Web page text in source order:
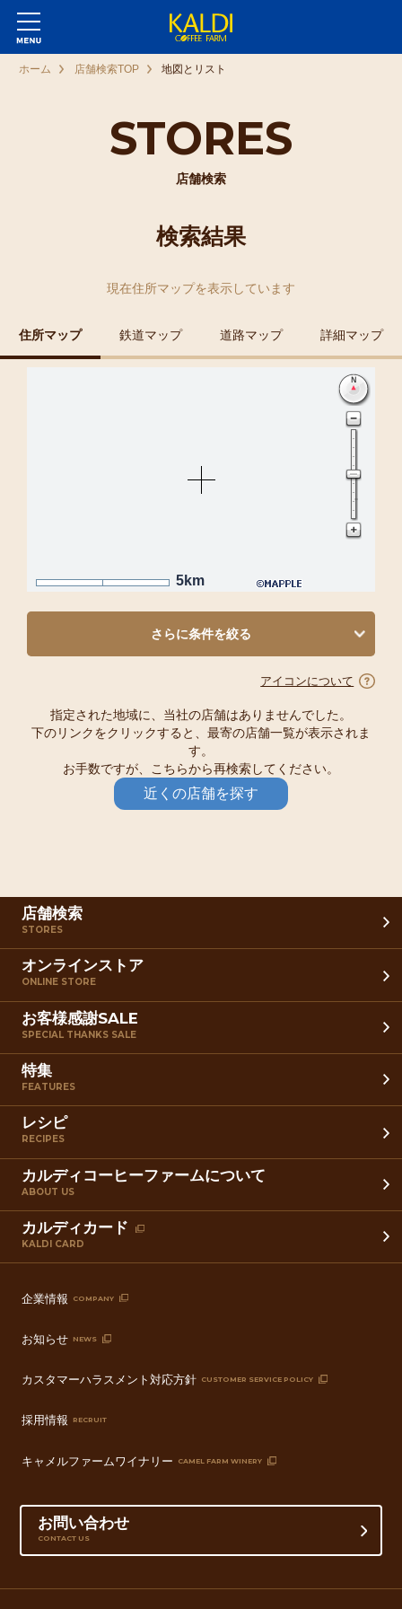
STORES
店舗検索
ホーム 店舗検索TOP 地図とリスト
検索結果
現在住所マップを表示しています
住所マップ 鉄道マップ 道路マップ 詳細マップ
5km
さらに条件を絞る
アイコンについて
指定された地域に、当社の店舗はありませんでした。
下のリンクをクリックすると、最寄の店舗一覧が表示されま
す。
お手数ですが、こちらから再検索してください。
近くの店舗を探す
店舗検索
STORES
オンラインストア
ONLINE STORE
お客様感謝SALE
SPECIAL THANKS SALE
特集
FEATURES
レシピ
RECIPES
カルディコーヒーファームについて
ABOUT US
カルディカード
KALDI CARD
企業情報 COMPANY
お知らせ NEWS
カスタマーハラスメント対応方針 CUSTOMER SERVICE POLICY
採用情報 RECRUIT
キャメルファームワイナリー CAMEL FARM WINERY
お問い合わせ
CONTACT US